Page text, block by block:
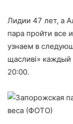
Лидии 47 лет, а
пара пройти все
узнаем в
щасливі»
20:00.